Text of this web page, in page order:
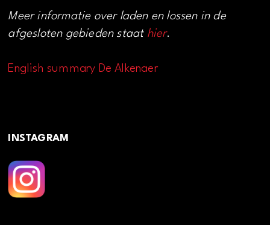
Meer informatie over laden en lossen in de
afgesloten gebieden staat hier.
English summary De Alkenaer
INSTAGRAM